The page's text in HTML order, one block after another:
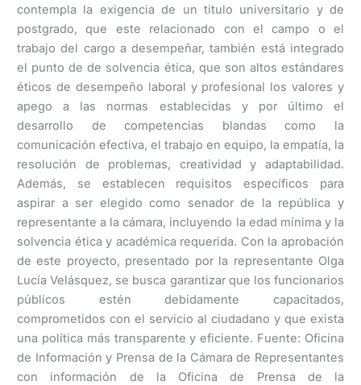
contempla la exigencia de un titulo universitario y de
postgrado, que este relacionado con el campo o el
trabajo del cargo a desempeñar, también está integrado
el punto de de solvencia ética, que son altos estándares
éticos de desempeño laboral y profesional los valores y
apego a las normas establecidas y por último el
desarrollo de competencias blandas como la
comunicación efectiva, el trabajo en equipo, la empatía, la
resolución de problemas, creatividad y adaptabilidad.
Además, se establecen requisitos específicos para
aspirar a ser elegido como senador de la república y
representante a la cámara, incluyendo la edad mínima y la
solvencia ética y académica requerida. Con la aprobación
de este proyecto, presentado por la representante Olga
Lucía Velásquez, se busca garantizar que los funcionarios
públicos estén debidamente capacitados,
comprometidos con el servicio al ciudadano y que exista
una política más transparente y eficiente. Fuente: Oficina
de Información y Prensa de la Cámara de Representantes
con información de la Oficina de Prensa de la